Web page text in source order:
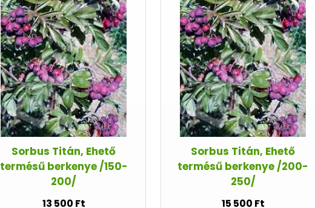
Sorbus Titán, Ehető
termésű berkenye /150-
200/
13 500 Ft
Sorbus Titán, Ehető
termésű berkenye /200-
250/
15 500 Ft